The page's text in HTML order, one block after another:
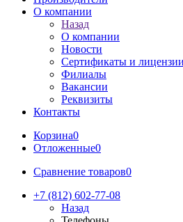
О компании
Назад
О компании
Новости
Сертификаты и лицензии
Филиалы
Вакансии
Реквизиты
Контакты
Корзина0
Отложенные0
Сравнение товаров0
+7 (812) 602-77-08
Назад